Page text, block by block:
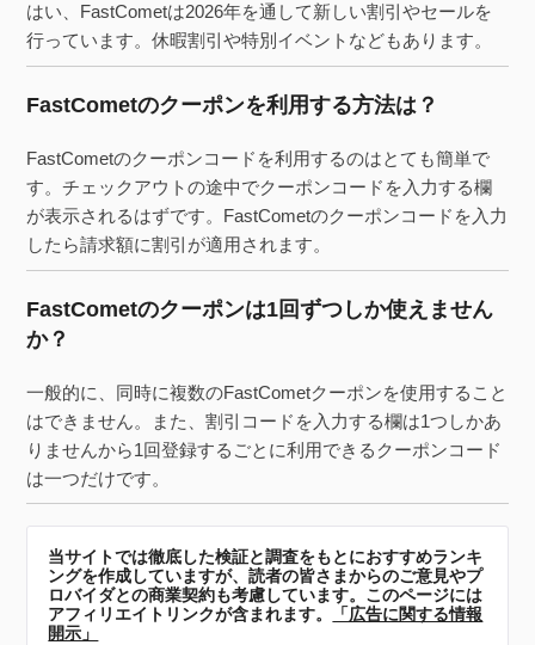
はい、FastCometは2026年を通して新しい割引やセールを
行っています。休暇割引や特別イベントなどもあります。
FastCometのクーポンを利用する方法は？
FastCometのクーポンコードを利用するのはとても簡単で
す。チェックアウトの途中でクーポンコードを入力する欄
が表示されるはずです。FastCometのクーポンコードを入力
したら請求額に割引が適用されます。
FastCometのクーポンは1回ずつしか使えません
か？
一般的に、同時に複数のFastCometクーポンを使用すること
はできません。また、割引コードを入力する欄は1つしかあ
りませんから1回登録するごとに利用できるクーポンコード
は一つだけです。
当サイトでは徹底した検証と調査をもとにおすすめランキ
ングを作成していますが、読者の皆さまからのご意見やプ
ロバイダとの商業契約も考慮しています。このページには
アフィリエイトリンクが含まれます。
「広告に関する情報
開示」